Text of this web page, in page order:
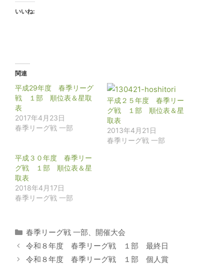
いいね:
関連
平成29年度 春季リーグ
戦 １部 順位表＆星取
表
2017年4月23日
春季リーグ戦 一部
平成２５年度 春季リー
グ戦 １部 順位表＆星
取表
2013年4月21日
春季リーグ戦 一部
平成３０年度 春季リー
グ戦 １部 順位表＆星
取表
2018年4月17日
春季リーグ戦 一部
カ
テ
ゴ
リ
春季リーグ戦 一部、 開催大会
令和８年度 春季リーグ戦 １部 最終日
令和８年度 春季リーグ戦 １部 個人賞